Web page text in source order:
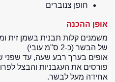
חופן צנוברים
אופן ההכנה
משמנים קלות תבנית בשמן זית
של הבשר (כ-2 ס"מ עובי)
אופים בערך רבע שעה, עד
פורסים את העגבניות והבצל
אחידה מעל לבשר.